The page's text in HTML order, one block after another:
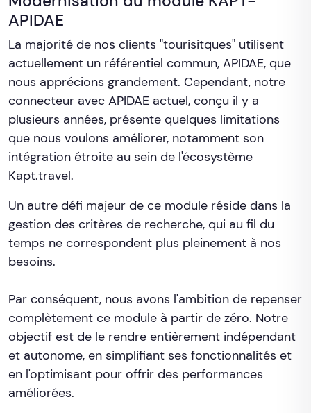
APIDAE
La majorité de nos clients "tourisitques" utilisent
actuellement un référentiel commun, APIDAE, que
nous apprécions grandement. Cependant, notre
connecteur avec APIDAE actuel, conçu il y a
plusieurs années, présente quelques limitations
que nous voulons améliorer, notamment son
intégration étroite au sein de l'écosystème
Kapt.travel.
Un autre défi majeur de ce module réside dans la
gestion des critères de recherche, qui au fil du
temps ne correspondent plus pleinement à nos
besoins.
Par conséquent, nous avons l'ambition de repenser
complètement ce module à partir de zéro. Notre
objectif est de le rendre entièrement indépendant
et autonome, en simplifiant ses fonctionnalités et
en l'optimisant pour offrir des performances
améliorées.